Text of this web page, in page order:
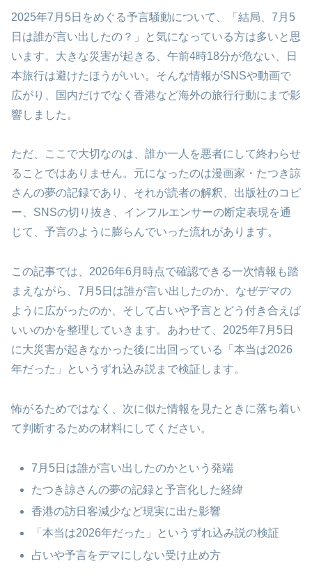
2025年7月5日をめぐる予言騒動について、「結局、7月5
日は誰が言い出したの？」と気になっている方は多いと思
います。大きな災害が起きる、午前4時18分が危ない、日
本旅行は避けたほうがいい。そんな情報がSNSや動画で
広がり、国内だけでなく香港など海外の旅行行動にまで影
響しました。
ただ、ここで大切なのは、誰か一人を悪者にして終わらせ
ることではありません。元になったのは漫画家・たつき諒
さんの夢の記録であり、それが読者の解釈、出版社のコピ
ー、SNSの切り抜き、インフルエンサーの断定表現を通
じて、予言のように膨らんでいった流れがあります。
この記事では、2026年6月時点で確認できる一次情報も踏
まえながら、7月5日は誰が言い出したのか、なぜデマの
ように広がったのか、そして占いや予言とどう付き合えば
いいのかを整理していきます。あわせて、2025年7月5日
に大災害が起きなかった後に出回っている「本当は2026
年だった」というずれ込み説まで検証します。
怖がるためではなく、次に似た情報を見たときに落ち着い
て判断するための材料にしてください。
7月5日は誰が言い出したのかという発端
たつき諒さんの夢の記録と予言化した経緯
香港の訪日客減少など現実に出た影響
「本当は2026年だった」というずれ込み説の検証
占いや予言をデマにしない受け止め方